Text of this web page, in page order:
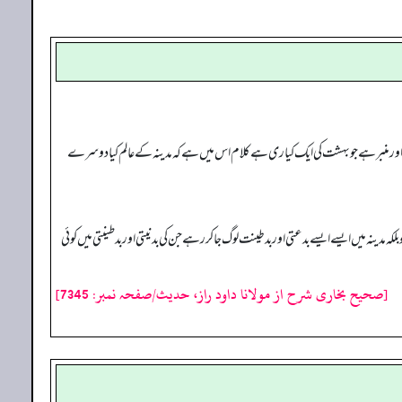
منبر ہے جو بہشت کی ایک کیاری ہے کلام اس میں ہے کہ مدینہ کے عالم کیا دوسرے
میں ایسے ایسے بدعتی اور بد طینت لوگ جا کر رہے جن کی بد نیتی اور بد طینتی میں کوئی
[صحیح بخاری شرح از مولانا داود راز، حدیث/صفحہ نمبر: 7345]